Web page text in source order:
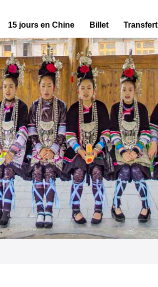
15 jours en Chine Billet Transfert